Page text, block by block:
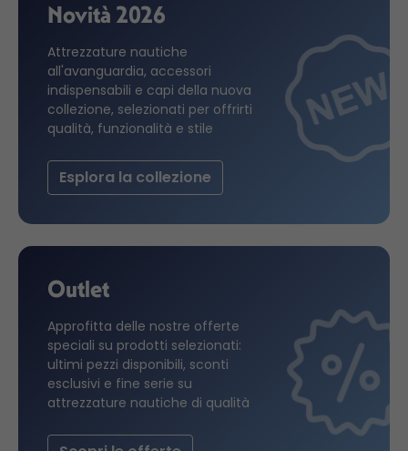
Novità 2026
Attrezzature nautiche
all'avanguardia, accessori
indispensabili e capi della nuova
collezione, selezionati per offrirti
qualità, funzionalità e stile
Esplora la collezione
Outlet
Approfitta delle nostre offerte
speciali su prodotti selezionati:
ultimi pezzi disponibili, sconti
esclusivi e fine serie su
attrezzature nautiche di qualità